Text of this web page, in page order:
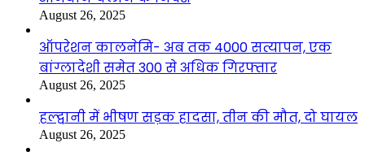
August 26, 2025
ऑपरेशन कालनेमि- अब तक 4000 सत्यापन, एक
बांग्लादेशी समेत 300 से अधिक गिरफ्तार
August 26, 2025
हल्द्वानी में भीषण सड़क हादसा, तीन की मौत, दो घायल
August 26, 2025